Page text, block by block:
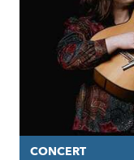
CONCERT